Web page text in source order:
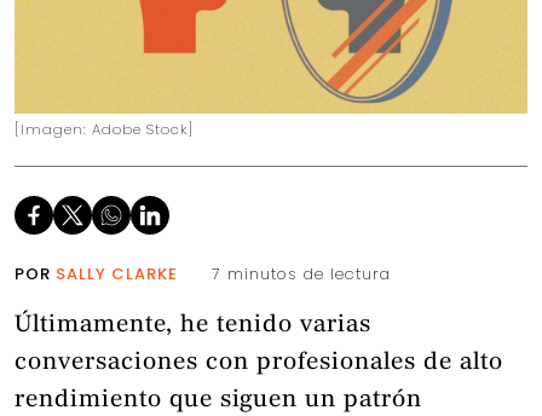
[Imagen: Adobe Stock]
POR SALLY CLARKE 7 minutos de lectura
Últimamente, he tenido varias
conversaciones con profesionales de alto
rendimiento que siguen un patrón